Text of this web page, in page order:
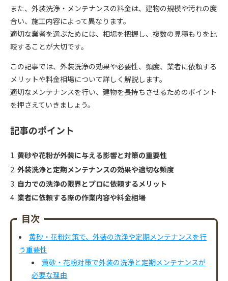
また、外装洗浄・メンテナンスの料金は、建物の規模や汚れの度
合い、施工内容によって異なります。
適切な業者を選ぶためには、相場を把握し、複数の見積もりを比
較することが大切です。
この記事では、外装洗浄の効果や必要性、頻度、業者に依頼する
メリットや料金相場について詳しく解説します。
適切なメンテナンスを行い、建物を長持ちさせるためのポイント
を押さえていきましょう。
記事のポイント
黄砂や花粉が外装に与える影響と対策の重要性
外装洗浄と定期メンテナンスの効果や適切な頻度
自力での洗浄の限界とプロに依頼するメリット
業者に依頼する際の作業内容や料金相場
目次
黄砂・花粉対策で、外装の洗浄や定期メンテナンスを行
う重要性
黄砂・花粉対策で外装の洗浄と定期メンテナンスが
必要な理由